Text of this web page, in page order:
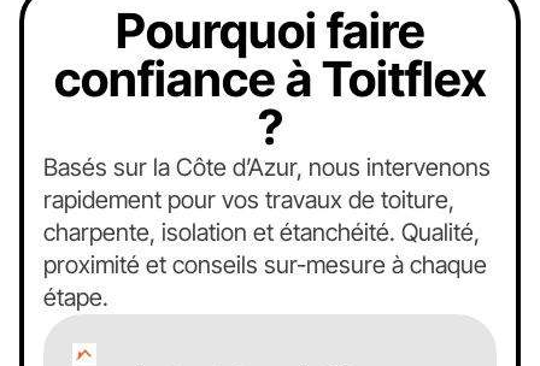
Pourquoi faire
confiance à Toitflex
?
Basés sur la Côte d’Azur, nous intervenons
rapidement pour vos travaux de toiture,
charpente, isolation et étanchéité. Qualité,
proximité et conseils sur-mesure à chaque
étape.